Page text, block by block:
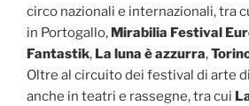
circo nazionali e internazionali, tra
in Portogallo, Mirabilia Festival
Fantastik, La luna è azzurra,
Oltre al circuito dei festival di arte
anche in teatri e rassegne, tra cui